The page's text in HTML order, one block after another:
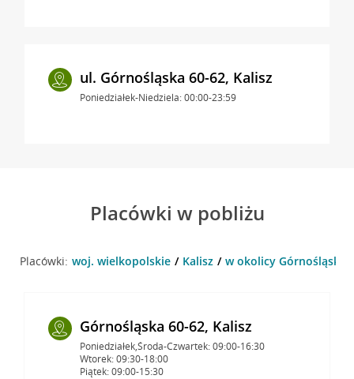
ul. Górnośląska 60-62, Kalisz
Poniedziałek-Niedziela: 00:00-23:59
Placówki w pobliżu
Placówki: woj. wielkopolskie Kalisz w okolicy Górnośląska
Górnośląska 60-62, Kalisz
Poniedziałek,Środa-Czwartek: 09:00-16:30
Wtorek: 09:30-18:00
Piątek: 09:00-15:30